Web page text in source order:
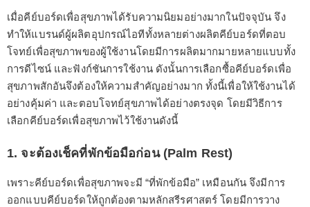
เมื่อคีย์บอร์ดเพื่อสุขภาพได้รับความนิยมอย่างมากในปัจจุบัน จึง
ทำให้แบรนด์ผู้ผลิตอุปกรณ์ไอทีทั้งหลายต่างผลิตคีย์บอร์ดที่ตอบ
โจทย์เพื่อสุขภาพของผู้ใช้งานโดยมีการผลิตมากมายหลายแบบทั้ง
การดีไซน์ และฟังก์ชันการใช้งาน ดังนั้นการเลือกซื้อคีย์บอร์ดเพื่อ
สุขภาพสักอันจึงต้องให้ความสำคัญอย่างมาก ทั้งนี้เพื่อให้ใช้งานได้
อย่างคุ้มค่า และตอบโจทย์สุขภาพได้อย่างตรงจุด โดยมีวิธีการ
เลือกคีย์บอร์ดเพื่อสุขภาพไว้ใช้งานดังนี้
1. จะต้องเช็คที่พักข้อมือก่อน (Palm Rest)
เพราะคีย์บอร์ดเพื่อสุขภาพจะมี “ที่พักข้อมือ” เหมือนกัน จึงมีการ
ออกแบบคีย์บอร์ดให้ถูกต้องตามหลักสรีรศาสตร์ โดยมีการวาง